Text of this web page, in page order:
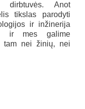
dirbtuvės. Anot
tikslas parodyti
ir inžinerija
ir mes galime
tam nei žinių, nei